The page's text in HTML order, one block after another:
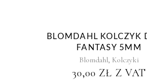
BLOMDAHL KOLCZYK
FANTASY 5MM
Blomdahl, Kolczyki
30,00 ZŁ Z VAT